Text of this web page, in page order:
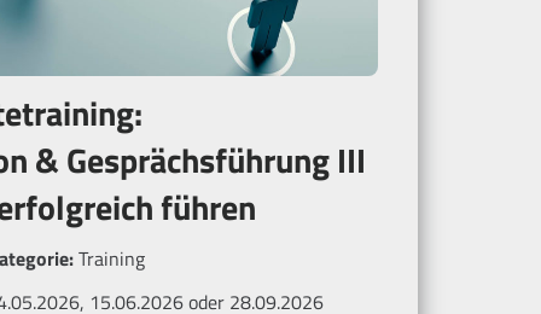
& Gesprächsführung III
führen
Training
15.06.2026 oder 28.09.2026